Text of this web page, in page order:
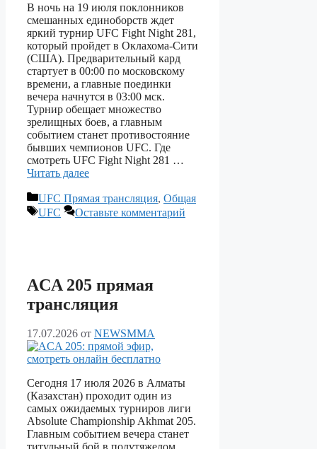
В ночь на 19 июля поклонников
смешанных единоборств ждет
яркий турнир UFC Fight Night 281,
который пройдет в Оклахома-Сити
(США). Предварительный кард
стартует в 00:00 по московскому
времени, а главные поединки
вечера начнутся в 03:00 мск.
Турнир обещает множество
зрелищных боев, а главным
событием станет противостояние
бывших чемпионов UFC. Где
смотреть UFC Fight Night 281 …
Читать далее
Рубрики
UFC Прямая трансляция, Общая
Метки
UFC Оставьте комментарий
ACA 205 прямая
трансляция
17.07.2026 от NEWSMMA
Сегодня 17 июля 2026 в Алматы
(Казахстан) проходит один из
самых ожидаемых турниров лиги
Absolute Championship Akhmat 205.
Главным событием вечера станет